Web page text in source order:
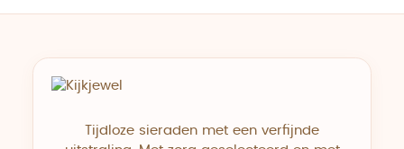
Tijdloze sieraden met een verfijnde